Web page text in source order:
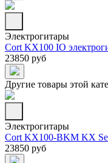
Электрогитары
Cort KX100 IO
23850 руб
Другие товары этой
Электрогитары
Cort KX100-BKM KX
23850 руб